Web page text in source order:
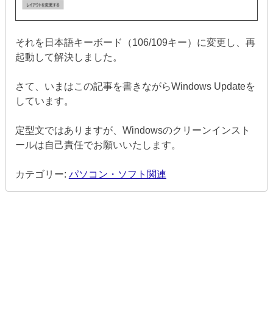
それを日本語キーボード（106/109キー）に変更し、再
起動して解決しました。
さて、いまはこの記事を書きながらWindows Updateを
しています。
定型文ではありますが、Windowsのクリーンインスト
ールは自己責任でお願いいたします。
カテゴリー: パソコン・ソフト関連